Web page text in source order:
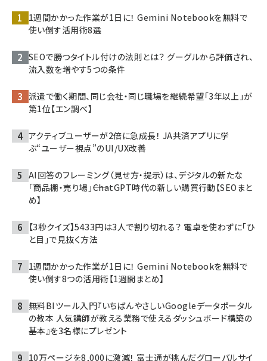
1週間かかった作業が1日に！ Gemini Notebookを無料で
使い倒す活用術8選
SEOで勝つタイトル付けの法則とは？ グーグルから評価され、
流入数を増やす5つの条件
派遣で働く期間、同じ会社・同じ職場を継続希望「3年以上」が
第1位【エン調べ】
アクティブユーザーが2倍に急成長！ JA共済アプリに学
ぶ“ユーザー視点”のUI/UX改善
AI回答のフレーミング（見せ方・提示）は、デジタルの新たな
「商品棚・売り場」――ChatGPT時代の新しい購買行動【SEOまと
め】
【3秒クイズ】5433円は3人で割り切れる？ 電卓を使わずに「ひ
と目」で見抜く方法
1週間かかった作業が1日に！ Gemini Notebookを無料で
使い倒す8つの活用術【1週間まとめ】
無料BIツール入門『いちばんやさしいGoogleデータポータル
の教本 人気講師が教える業務で使えるダッシュボード構築の
基本』を3名様にプレゼント
10万ページを8,000に激減！ 富士通が挑んだグローバルサイ